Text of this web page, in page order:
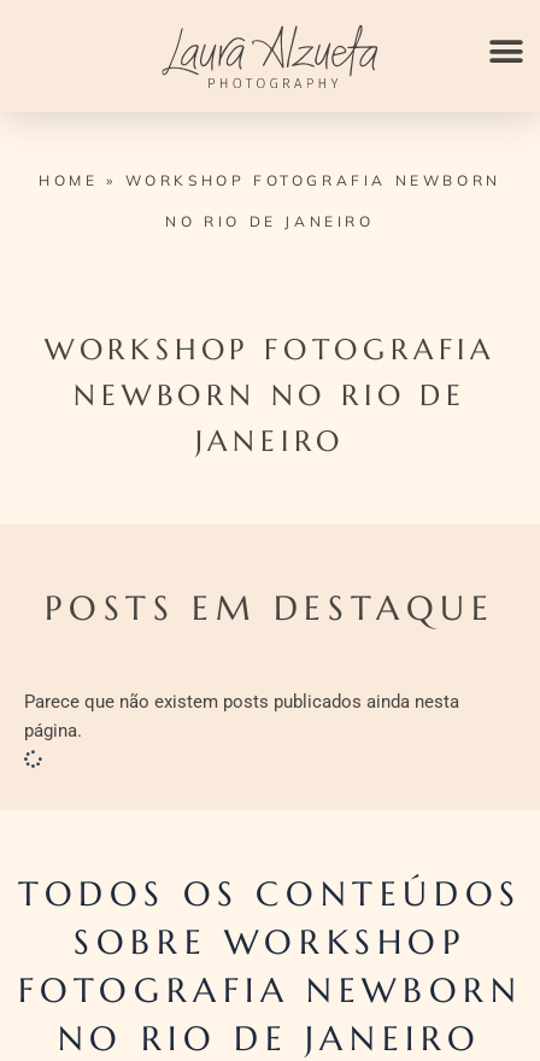
HOME » WORKSHOP FOTOGRAFIA NEWBORN
NO RIO DE JANEIRO
WORKSHOP FOTOGRAFIA
NEWBORN NO RIO DE
JANEIRO
POSTS EM DESTAQUE
Parece que não existem posts publicados ainda nesta
página.
TODOS OS CONTEÚDOS
SOBRE WORKSHOP
FOTOGRAFIA NEWBORN
NO RIO DE JANEIRO